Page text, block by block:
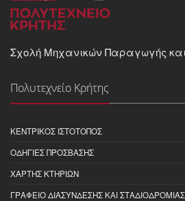
Σχολή Μηχανικών Παραγωγής και
Πολυτεχνείο Κρήτης
ΚΕΝΤΡΙΚΌΣ ΙΣΤΌΤΟΠΟΣ
ΟΔΗΓΊΕΣ ΠΡΌΣΒΑΣΗΣ
ΧΆΡΤΗΣ ΚΤΗΡΊΩΝ
ΓΡΑΦΕΊΟ ΔΙΑΣΎΝΔΕΣΗΣ ΚΑΙ ΣΤΑΔΙΟΔΡΟΜΊΑΣ